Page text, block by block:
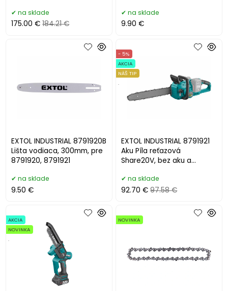
na sklade
175.00 € 184.21 €
na sklade
9.90 €
EXTOL INDUSTRIAL 8791920B
Lišta vodiaca, 300mm, pre
8791920, 8791921
na sklade
9.50 €
EXTOL INDUSTRIAL 8791921
Aku Píla reťazová
Share20V, bez aku a
- 5%
AKCIA
NÁŠ TIP
.
na sklade
92.70 € 97.58 €
AKCIA
NOVINKA
.
NOVINKA